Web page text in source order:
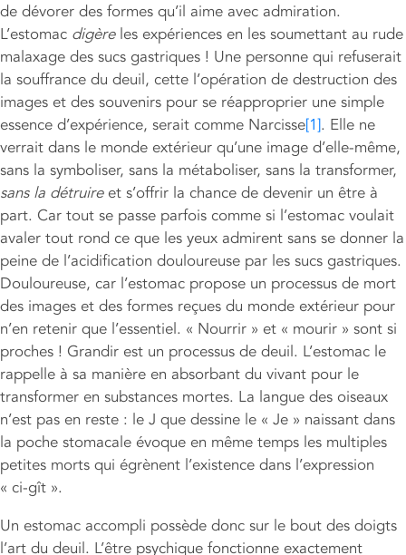
de dévorer des formes qu’il aime avec admiration.
L’estomac digère les expériences en les soumettant au rude
malaxage des sucs gastriques ! Une personne qui refuserait
la souffrance du deuil, cette l’opération de destruction des
images et des souvenirs pour se réapproprier une simple
essence d’expérience, serait comme Narcisse[1]. Elle ne
verrait dans le monde extérieur qu’une image d’elle-même,
sans la symboliser, sans la métaboliser, sans la transformer,
sans la détruireet s’offrir la chance de devenir un être à
part. Car tout se passe parfois comme si l’estomac voulait
avaler tout rond ce que les yeux admirent sans se donner la
peine de l’acidification douloureuse par les sucs gastriques.
Douloureuse, car l’estomac propose un processus de mort
des images et des formes reçues du monde extérieur pour
n’en retenir que l’essentiel. « Nourrir » et « mourir » sont si
proches ! Grandir est un processus de deuil. L’estomac le
rappelle à sa manière en absorbant du vivant pour le
transformer en substances mortes. La langue des oiseaux
n’est pas en reste : le J que dessine le « Je » naissant dans
la poche stomacale évoque en même temps les multiples
petites morts qui égrènent l’existence dans l’expression
« ci-gît ».
Un estomac accompli possède donc sur le bout des doigts
l’art du deuil. L’être psychique fonctionne exactement